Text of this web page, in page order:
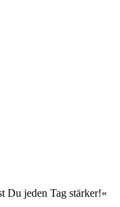
Du jeden Tag stärker!«